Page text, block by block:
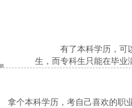
我校当前及今后一个时期，在现代职业
学水平一流的职业院校，努力为国家中
有了本科学历，可
生，而专科生只能在毕业
拿个本科学历，考自己喜欢的职